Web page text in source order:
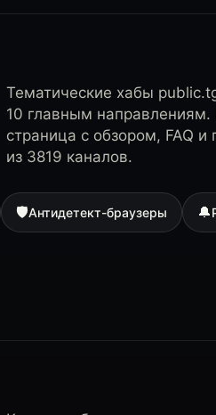
Тематические хабы
10 главным
страница с обзором, FAQ
из 3819 каналов.
🛡Антидетект-браузеры 🔔